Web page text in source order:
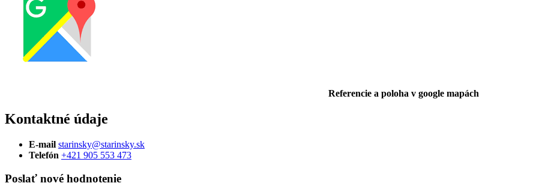
Referencie a poloha v google mapách
Kontaktné údaje
E-mail starinsky@starinsky.sk
Telefón +421 905 553 473
Poslať nové hodnotenie